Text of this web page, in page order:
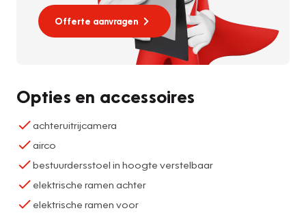
Offerte aanvragen
Opties en accessoires
achteruitrijcamera
airco
bestuurdersstoel in hoogte verstelbaar
elektrische ramen achter
elektrische ramen voor